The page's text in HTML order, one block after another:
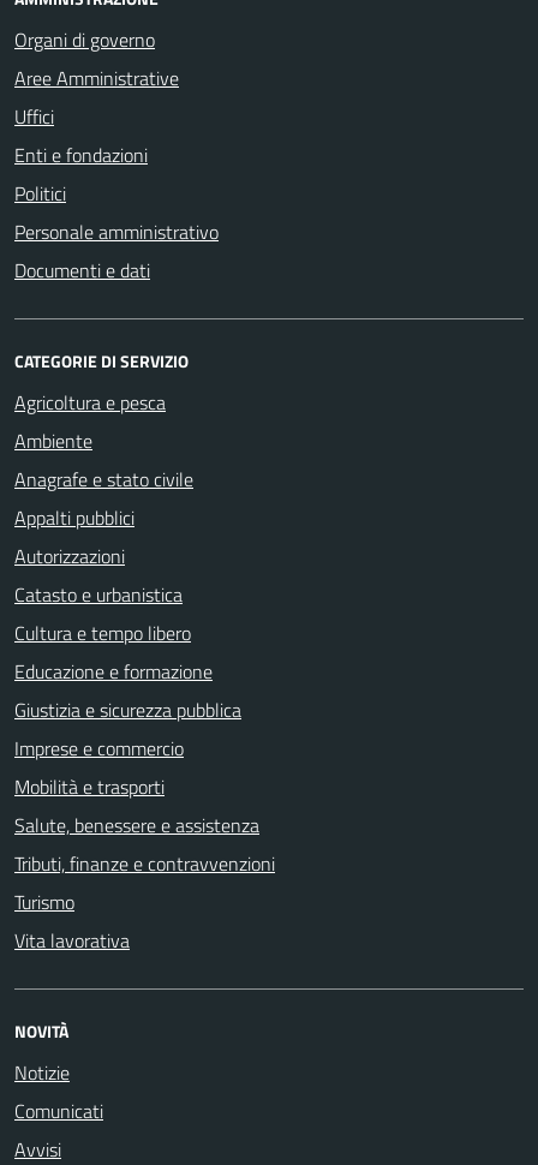
Organi di governo
Aree Amministrative
Uffici
Enti e fondazioni
Politici
Personale amministrativo
Documenti e dati
CATEGORIE DI SERVIZIO
Agricoltura e pesca
Ambiente
Anagrafe e stato civile
Appalti pubblici
Autorizzazioni
Catasto e urbanistica
Cultura e tempo libero
Educazione e formazione
Giustizia e sicurezza pubblica
Imprese e commercio
Mobilità e trasporti
Salute, benessere e assistenza
Tributi, finanze e contravvenzioni
Turismo
Vita lavorativa
NOVITÀ
Notizie
Comunicati
Avvisi